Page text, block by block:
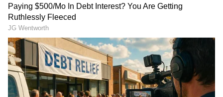
ಘಟನೆ ಹೇಗಾಯಿತು?
RECOMMENDED STORIES